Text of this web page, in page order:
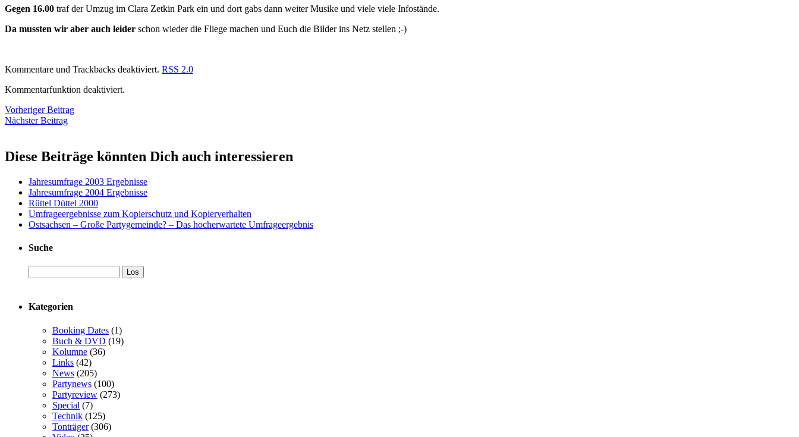
Gegen 16.00 traf der Umzug im Clara Zetkin Park ein und dort gabs dann weiter Musike und viele viele Infostände.
Da mussten wir aber auch leider schon wieder die Fliege machen und Euch die Bilder ins Netz stellen ;-)
Kommentare und Trackbacks deaktiviert. RSS 2.0
Kommentarfunktion deaktiviert.
Vorheriger Beitrag
Nächster Beitrag
Diese Beiträge könnten Dich auch interessieren
Jahresumfrage 2003 Ergebnisse
Jahresumfrage 2004 Ergebnisse
Rüttel Düttel 2000
Umfrageergebnisse zum Kopierschutz und Kopierverhalten
Ostsachsen – Große Partygemeinde? – Das hocherwartete Umfrageergebnis
Suche
Kategorien
Booking Dates (1)
Buch & DVD (19)
Kolumne (36)
Links (42)
News (205)
Partynews (100)
Partyreview (273)
Special (7)
Technik (125)
Tonträger(306)